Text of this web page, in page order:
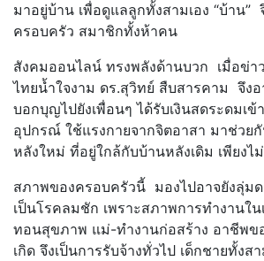
มาอยู่บ้าน เพื่อดูแลลูกทั้งสามเอง “บ้าน”
ครอบครัว สมาชิกทั้งห้าคน
สังคมออนไลน์ ทรงพลังด้านบวก เมื่อข่
ไทยน้ำใจงาม ดร.สุวิทย์ สืบสารคาม จึง
บอกบุญไปยังเพื่อนๆ ได้รับเงินสดระดมเ
อุปกรณ์ ใช้แรงกายจากจิตอาสา มาช่วย
หลังใหม่ ที่อยู่ใกล้กับบ้านหลังเดิม เพียงไ
สภาพของครอบครัวนี้ มองไปอาจยังลุ่ม
เป็นโรคลมชัก เพราะสภาพการทำงานใ
ทอนสุขภาพ แม่-ทำงานก่อสร้าง อาชีพข
เกิด จึงเป็นการรับจ้างทั่วไป เด็กชายทั้งส